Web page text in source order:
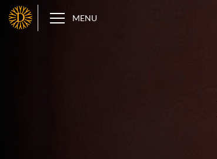
D MENU
Panneau de gestion des cookies